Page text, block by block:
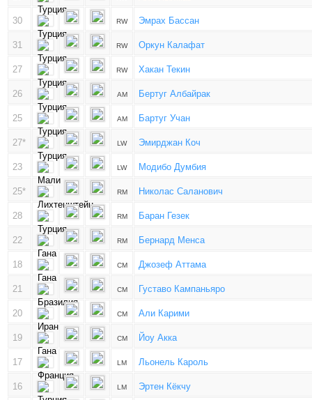
30 RW Эмрах Бассан
31 RW Оркун Калафат
27 RW Хакан Текин
26 AM Бертуг Албайрак
25 AM Бартуг Учан
27* LW Эмирджан Коч
23 LW Модибо Думбия
25* RM Николас Саланович
28 RM Баран Гезек
22 RM Бернард Менса
18 CM Джозеф Аттама
21 CM Густаво Кампаньяро
20 CM Али Карими
19 CM Йоу Акка
17 LM Льонель Кароль
16 LM Эртен Кёкчу